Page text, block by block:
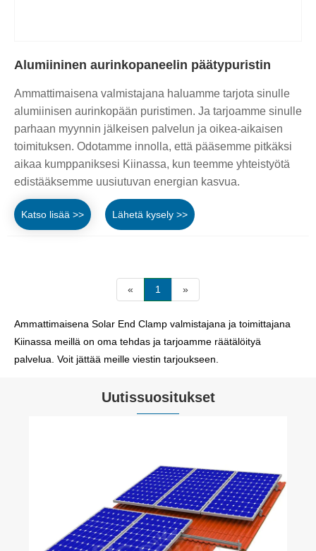
Alumiininen aurinkopaneelin päätypuristin
Ammattimaisena valmistajana haluamme tarjota sinulle
alumiinisen aurinkopään puristimen. Ja tarjoamme sinulle
parhaan myynnin jälkeisen palvelun ja oikea-aikaisen
toimituksen. Odotamme innolla, että pääsemme pitkäksi
aikaa kumppaniksesi Kiinassa, kun teemme yhteistyötä
edistääksemme uusiutuvan energian kasvua.
Katso lisää >> Lähetä kysely >>
« 1 »
Ammattimaisena Solar End Clamp valmistajana ja toimittajana
Kiinassa meillä on oma tehdas ja tarjoamme räätälöityä
palvelua. Voit jättää meille viestin tarjoukseen.
Uutissuositukset